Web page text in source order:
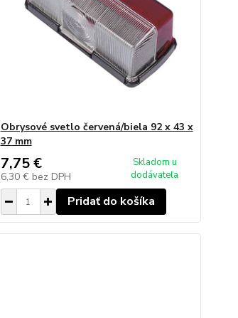
Obrysové svetlo červená/biela 92 x 43 x
37 mm
7,75 €
6,30 € bez DPH
Skladom u
dodávateľa
Pridať do košíka